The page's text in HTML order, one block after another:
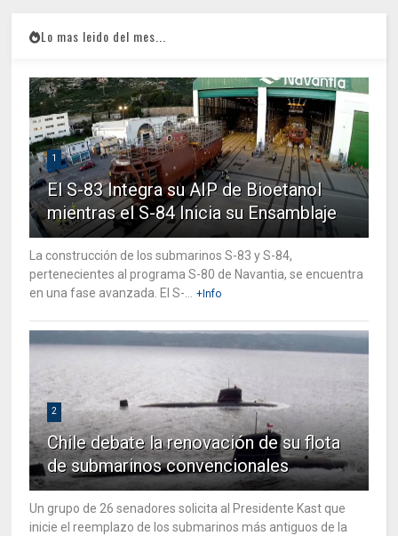
Lo mas leido del mes...
1
El S-83 Integra su AIP de Bioetanol
mientras el S-84 Inicia su Ensamblaje
La construcción de los submarinos S-83 y S-84,
pertenecientes al programa S-80 de Navantia, se encuentra
en una fase avanzada. El S-...
+Info
2
Chile debate la renovación de su flota
de submarinos convencionales
Un grupo de 26 senadores solicita al Presidente Kast que
inicie el reemplazo de los submarinos más antiguos de la